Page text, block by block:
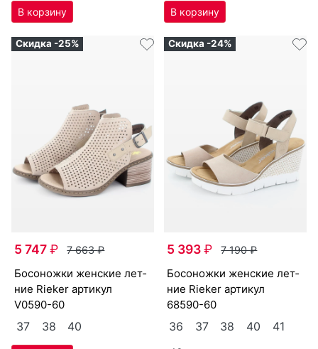
Скидка -25%
5 747₽ 7 663₽
бо­сонож­ки женс­кие лет­
ние Ri­eker артикул
V0590-60
37 38 40
Скидка -24%
5 393₽ 7 190₽
бо­сонож­ки женс­кие лет­
ние Ri­eker артикул
68590-60
36 37 38 40
41